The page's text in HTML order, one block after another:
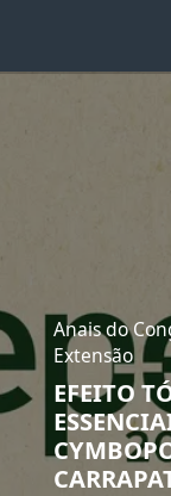
Anais do
Extensão
EFEITO